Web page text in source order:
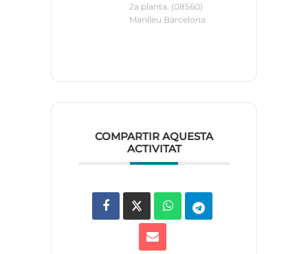
2a planta. (08560)
Manlleu Barcelona
COMPARTIR AQUESTA
ACTIVITAT